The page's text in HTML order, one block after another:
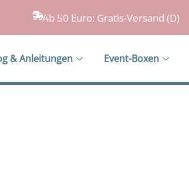
Ab 50 Euro: Gratis-Versand (D)
& Anleitungen Event-Boxen